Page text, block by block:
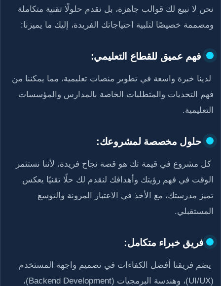
نحن لا نبيع لك قوالب جاهزة، بل نقدم حلولًا تقنية متكاملة
ومصممة خصيصًا لتلبية احتياجاتك الفريدة، إليك ما يميزنا:
فهم عميق للقطاع التعليمي:
لدينا خبرة واسعة في تطوير منصات تعليمية، مما يمكننا من
فهم التحديات والمتطلبات الخاصة بالمدارس والمؤسسات
التعليمية.
حلول مخصصة لمشروعك:
كل مشروع في قيمة تك هو قصة نجاح فريدة، لأننا نستثمر
الوقت في فهم رؤيتك وأهدافك لنقدم لك حلًا تقنيًا يعكس
تميز مدرستك، مع الأخذ في الاعتبار المرونة والتوسع
المستقبلي.
فريق خبراء متكامل:
يضم فريقنا أفضل الكفاءات في تصميم واجهة المستخدم
(UI/UX)، وهندسة البرمجيات (Backend Development)،